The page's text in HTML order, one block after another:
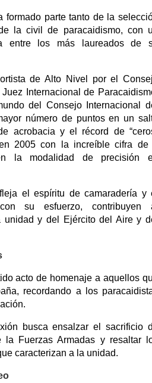
formado parte tanto de la
la civil de paracaidismo, con
entre los más laureados de
de Alto Nivel por el
Internacional de
del Consejo Internacional
número de puntos en un
acrobacia y el récord de
2005 con la increíble cifra de
la modalidad de precisión
el espíritu de camaradería y
su esfuerzo, contribuyen
unidad y del Ejército del Aire y
acto de homenaje a aquellos
recordando a los
busca ensalzar el sacrificio
la Fuerzas Armadas y resaltar
caracterizan a la unidad.